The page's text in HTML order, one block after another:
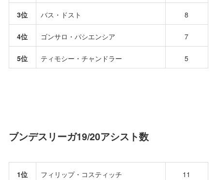
3位 バス・ドスト 8
4位 ゴンサロ・パシエンシア 7
5位 ティモシー・チャンドラー 5
ブンデスリーガ19/20アシスト数
1位 フィリップ・コスティッチ 11